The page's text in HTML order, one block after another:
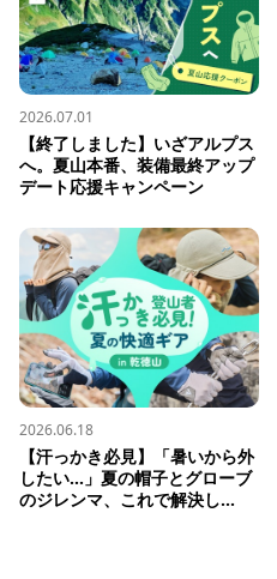
2026.07.01
【終了しました】いざアルプス
へ。夏山本番、装備最終アップ
デート応援キャンペーン
2026.06.18
【汗っかき必見】「暑いから外
したい…」夏の帽子とグローブ
のジレンマ、これで解決し...